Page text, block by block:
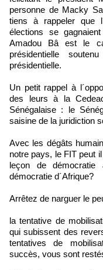
personne de Macky
tiens à rappeler que
élections se
Amadou Bâ est le
présidentielle
présidentielle.
Un petit rappel à
des leurs à la
Sénégalaise : le
saisine de la juridiction
Avec les dégâts
notre pays, le FIT peut
leçon de
démocratie d´Afrique?
Arrêtez de narguer le
la tentative de
qui subissent des
tentatives de
succès, vous sont